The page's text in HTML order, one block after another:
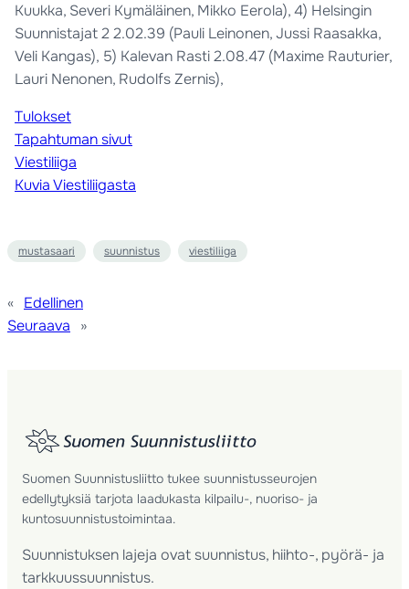
Kuukka, Severi Kymäläinen, Mikko Eerola), 4) Helsingin
Suunnistajat 2 2.02.39 (Pauli Leinonen, Jussi Raasakka,
Veli Kangas), 5) Kalevan Rasti 2.08.47 (Maxime Rauturier,
Lauri Nenonen, Rudolfs Zernis),
Tulokset
Tapahtuman sivut
Viestiliiga
Kuvia Viestiliigasta
mustasaari suunnistus viestiliiga
« Edellinen
Seuraava
»
Suomen Suunnistusliitto tukee suunnistusseurojen
edellytyksiä tarjota laadukasta kilpailu-, nuoriso- ja
kuntosuunnistustoimintaa.
Suunnistuksen lajeja ovat suunnistus, hiihto-, pyörä- ja
tarkkuussuunnistus.